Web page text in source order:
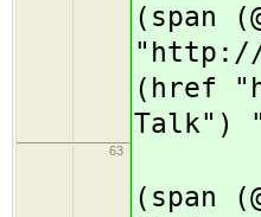
(span
(href
Talk") "
63
(span